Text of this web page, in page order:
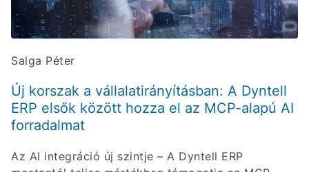
Salga Péter
Új korszak a vállalatirányításban: A Dyntell
ERP elsők között hozza el az MCP-alapú AI
forradalmat
Az AI integráció új szintje – A Dyntell ERP